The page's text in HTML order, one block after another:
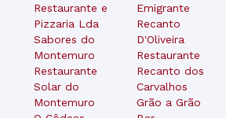
Restaurante e
Pizzaria Lda
Sabores do
Montemuro
Restaurante
Solar do
Montemuro
Emigrante
Recanto
D'Oliveira
Restaurante
Recanto dos
Carvalhos
Grão a Grão